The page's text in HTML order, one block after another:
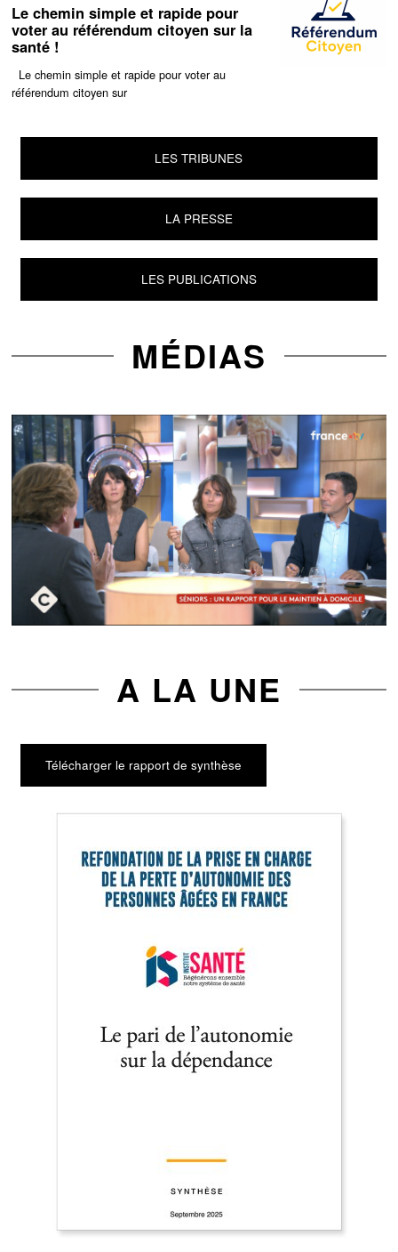
Le chemin simple et rapide pour
voter au référendum citoyen sur la
santé !
Le chemin simple et rapide pour voter au
référendum citoyen sur
LES TRIBUNES
LA PRESSE
LES PUBLICATIONS
MÉDIAS
A LA UNE
Télécharger le rapport de synthèse